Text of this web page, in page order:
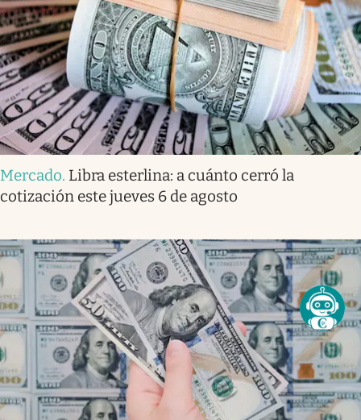
Mercado. Libra esterlina: a cuánto cerró la
cotización este jueves 6 de agosto